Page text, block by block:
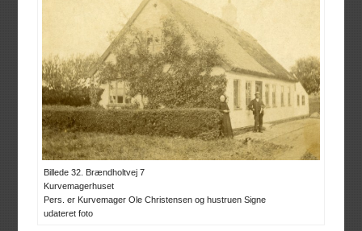
Billede 32. Brændholtvej 7
Kurvemagerhuset
Pers. er Kurvemager Ole Christensen og hustruen Signe
udateret foto